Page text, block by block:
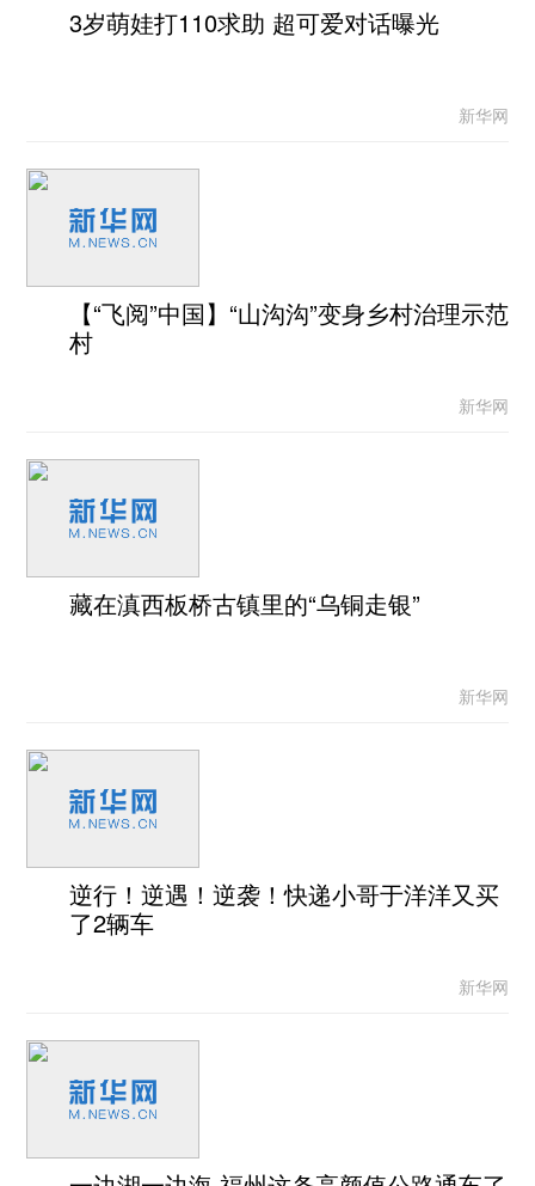
3岁萌娃打110求助 超可爱对话曝光
新华网
【“飞阅”中国】“山沟沟”变身乡村治理示范
村
新华网
藏在滇西板桥古镇里的“乌铜走银”
新华网
逆行！逆遇！逆袭！快递小哥于洋洋又买
了2辆车
新华网